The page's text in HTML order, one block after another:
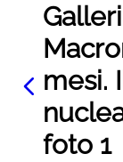
mesi.
foto 1